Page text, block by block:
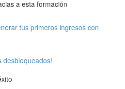
a esta formación
tus primeros ingresos con
desbloqueados!